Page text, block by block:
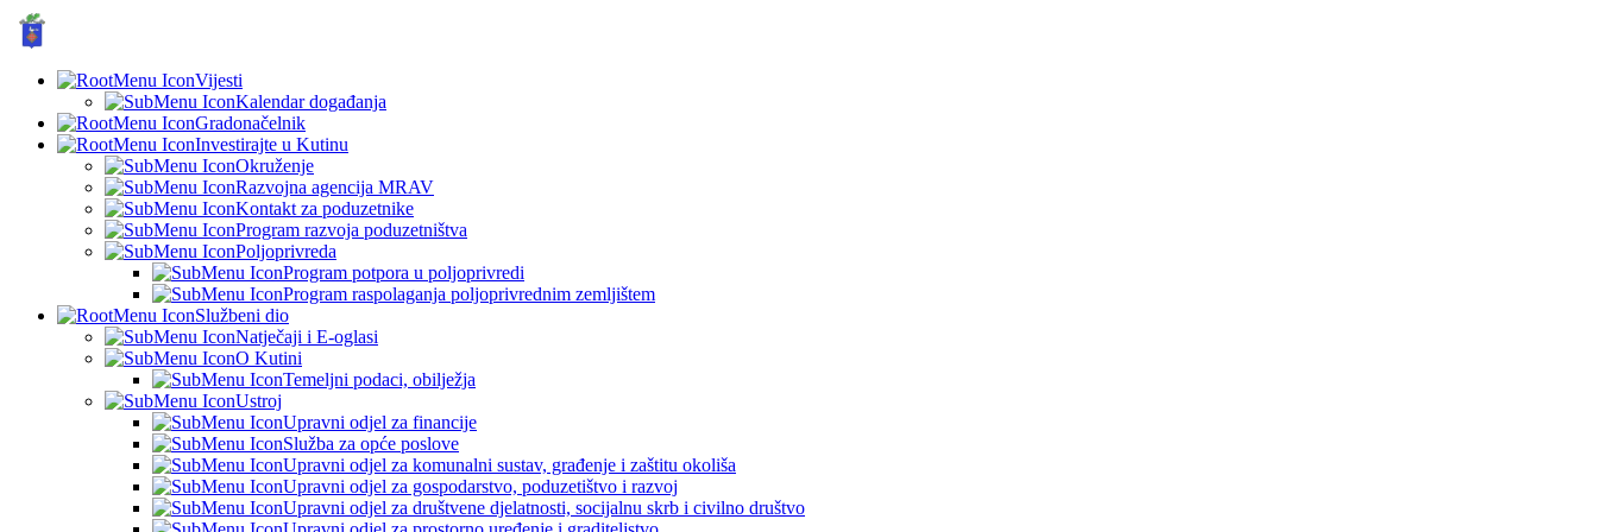
Vijesti
Kalendar događanja
Gradonačelnik
Investirajte u Kutinu
Okruženje
Razvojna agencija MRAV
Kontakt za poduzetnike
Program razvoja poduzetništva
Poljoprivreda
Program potpora u poljoprivredi
Program raspolaganja poljoprivrednim zemljištem
Službeni dio
Natječaji i E-oglasi
O Kutini
Temeljni podaci, obilježja
Ustroj
Upravni odjel za financije
Služba za opće poslove
Upravni odjel za komunalni sustav, građenje i zaštitu okoliša
Upravni odjel za gospodarstvo, poduzetištvo i razvoj
Upravni odjel za društvene djelatnosti, socijalnu skrb i civilno društvo